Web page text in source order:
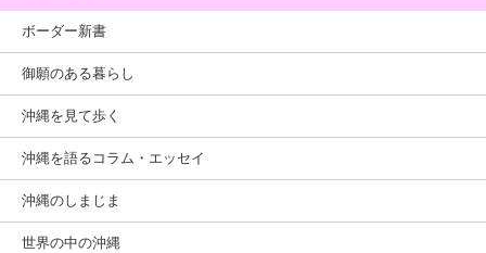
ボーダー新書
御願のある暮らし
沖縄を見て歩く
沖縄を語るコラム・エッセイ
沖縄のしまじま
世界の中の沖縄